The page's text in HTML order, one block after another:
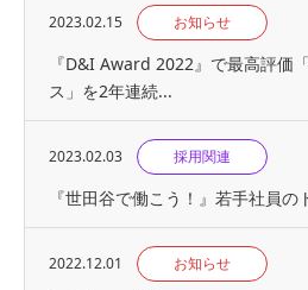
2023.02.15 お知らせ
『D&I Award 2022』で最高評価
ス」を2年連続...
2023.02.03 採用関連
『世⽥⾕で働こう！』若手社員
2022.12.01 お知らせ